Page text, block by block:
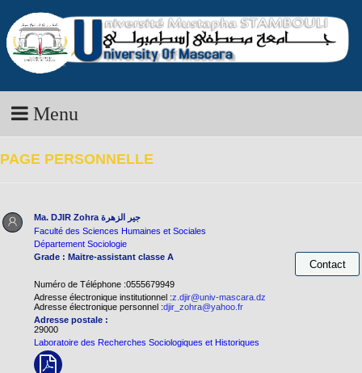
Menu
PAGE PERSONNELLE
Ma. DJIR Zohra جير الزهرة
Faculté des Sciences Humaines et Sociales
Département Sociologie
Grade : Maitre-assistant classe A
Numéro de Téléphone :0555679949
Adresse électronique institutionnel :z.djir@univ-mascara.dz
Adresse électronique personnel :djir_zohra@yahoo.fr
Adresse postale :
29000
Laboratoire des Recherches Sociologiques et Historiques